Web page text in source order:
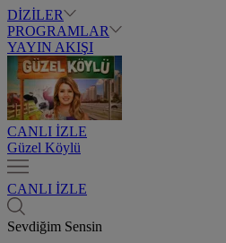
DİZİLER
PROGRAMLAR
YAYIN AKIŞI
CANLI İZLE
Güzel Köylü
CANLI İZLE
Sevdiğim Sensin